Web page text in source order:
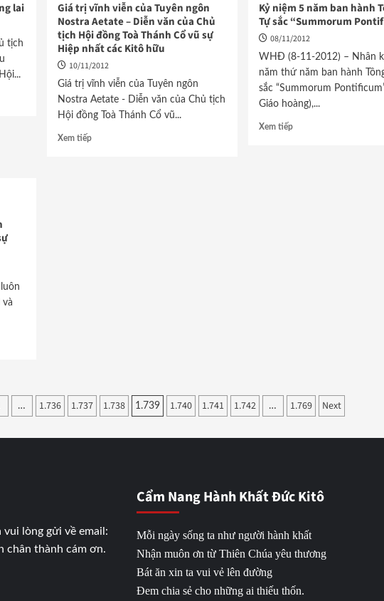
lai
tịch
Giá trị vĩnh viễn của Tuyên ngôn
Nostra Aetate – Diễn văn của Chủ
tịch Hội đồng Toà Thánh Cổ vũ sự
Hiệp nhất các Kitô hữu
10/11/2012
Giá trị vĩnh viễn của Tuyên ngôn
Nostra Aetate - Diễn văn của Chủ tịch
Hội đồng Toà Thánh Cổ vũ...
Xem tiếp
Kỷ niệm 5 năm ban hành
Tự sắc “Summorum
08/11/2012
WHĐ (8-11-2012) – Nhân
năm thứ năm ban hành
sắc “Summorum
Giáo hoàng),...
Xem tiếp
và
… 1.736 1.737 1.738 1.739 1.740 1.741 1.742 … 1.769 Next
lòng gửi về email:
chân thành cám ơn.
Cẩm Nang Hành Khất Đức Kitô
Mỗi ngày sống ta như người hành khất
Nhận muôn ơn từ Thiên Chúa yêu thương
Bát ăn xin ta vui vẻ lên đường
Đem chia sẻ cho những ai thiếu thốn.